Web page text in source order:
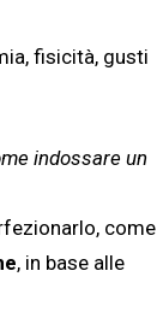
DEL VISO
fisicità, gusti
indossare un
come
, in base alle